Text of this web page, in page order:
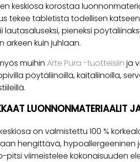
keskiosa korostaa
tekee tabletista todellisen
lautasaluseksi, pieneksi
arkeen kuin juhlaan.
muihin Arte Pura -tuotteisiin ja
pöytäliinoilla, kaitaliinoilla,
LUONNONMATERIAALIT
on valmistettu 100 %
hengittävä, hypoallergeeninen
pitsi viimeistelee kokonaisuuden